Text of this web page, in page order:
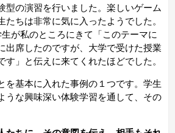
型の演習を行いました。楽しいゲーム
ちは非常に気に入ったようでした。
が私のところにきて「このテーマに
出席したのですが、大学で受けた授業
」と伝えに来てくれたほどでした。
を基本に入れた事例の１つです。学生
うな興味深い体験学習を通して、その